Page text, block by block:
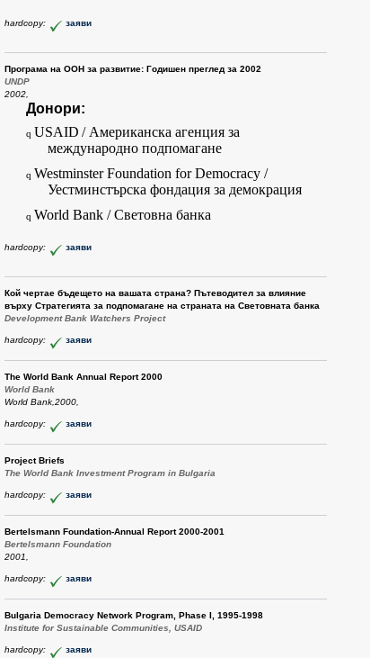
hardcopy: заяви
Програма на ООН за развитие: Годишен преглед за 2002
UNDP
2002,
Донори:
q USAID / Американска агенция за
международно подпомагане
q Westminster Foundation for Democracy /
Уестминстърска фондация за демокрация
q World Bank / Световна банка
hardcopy: заяви
Кой чертае бъдещето на вашата страна? Пътеводител за влияние
върху Стратегията за подпомагане на страната на Световната банка
Development Bank Watchers Project
hardcopy: заяви
The World Bank Annual Report 2000
World Bank
World Bank,2000,
hardcopy: заяви
Project Briefs
The World Bank Investment Program in Bulgaria
hardcopy: заяви
Bertelsmann Foundation-Annual Report 2000-2001
Bertelsmann Foundation
2001,
hardcopy: заяви
Bulgaria Democracy Network Program, Phase I, 1995-1998
Institute for Sustainable Communities, USAID
hardcopy: заяви